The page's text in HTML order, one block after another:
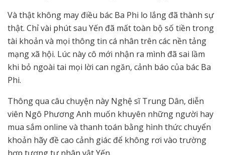
Và thật không may điều bác Ba Phi lo lắng đã thành sự
thật. Chỉ vài phút sau Yến đã mất toàn bộ số tiền trong
tài khoản và mọi thông tin cá nhân trên các nền tảng
mạng xã hội. Lúc này cô mới nhận ra mình đã sai lầm
khi bỏ ngoài tai mọi lời can ngăn, cảnh báo của bác Ba
Phi.
Thông qua câu chuyện này Nghệ sĩ Trung Dân, diễn
viên Ngô Phương Anh muốn khuyên những người hay
mua sắm online và thanh toán bằng hình thức chuyển
khoản hãy đề cao cảnh giác để không rơi vào trường